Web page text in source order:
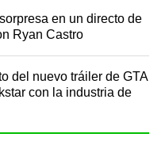
en un directo de
Ryan Castro
del nuevo tráiler de GTA
con la industria de